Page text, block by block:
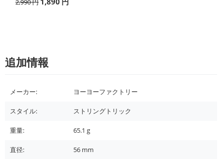
2,990円
追加情報
メーカー: ヨーヨーファクトリー
スタイル: ストリングトリック
重量: 65.1 g
直径: 56 mm